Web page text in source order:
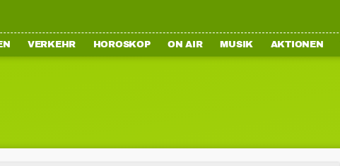
VERKEHR HOROSKOP ON AIR MUSIK AKTIONEN